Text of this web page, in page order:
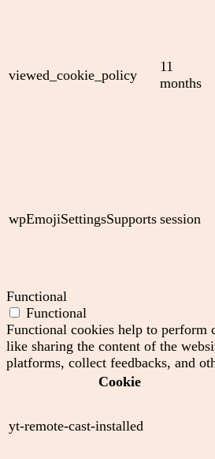
viewed_cookie_policy
11
months
wpEmojiSettingsSupports session
Functional
Functional
Functional cookies help to perform
like sharing the content of the
platforms, collect feedbacks, and
Cookie
yt-remote-cast-installed